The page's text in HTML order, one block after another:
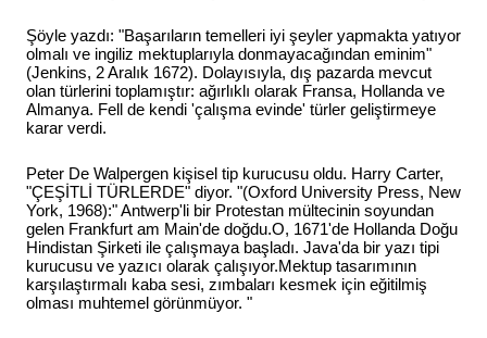
Şöyle yazdı: "Başarıların temelleri iyi şeyler yapmakta yatıyor
olmalı ve ingiliz mektuplarıyla donmayacağından eminim"
(Jenkins, 2 Aralık 1672). Dolayısıyla, dış pazarda mevcut
olan türlerini toplamıştır: ağırlıklı olarak Fransa, Hollanda ve
Almanya. Fell de kendi 'çalışma evinde' türler geliştirmeye
karar verdi.
Peter De Walpergen kişisel tip kurucusu oldu. Harry Carter,
"ÇEŞİTLİ TÜRLERDE" diyor. "(Oxford University Press, New
York, 1968):" Antwerp'li bir Protestan mültecinin soyundan
gelen Frankfurt am Main'de doğdu.O, 1671'de Hollanda Doğu
Hindistan Şirketi ile çalışmaya başladı. Java'da bir yazı tipi
kurucusu ve yazıcı olarak çalışıyor.Mektup tasarımının
karşılaştırmalı kaba sesi, zımbaları kesmek için eğitilmiş
olması muhtemel görünmüyor. "